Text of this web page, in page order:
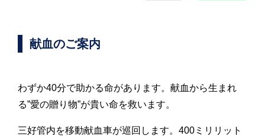
献血のご案内
わずか40分で助かる命があります。献血から生まれ
る”愛の贈り物”が貴い命を救います。
三好管内を移動献血車が巡回します。400ミリリット